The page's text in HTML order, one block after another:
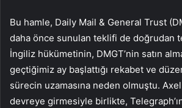
Bu hamle, Daily Mail & General Trust
daha önce sunulan teklifi de doğrudan
İngiliz hükümetinin, DMGT’nin satın
geçtiğimiz ay başlattığı rekabet ve
sürecin uzamasına neden olmuştu.
devreye girmesiyle birlikte,